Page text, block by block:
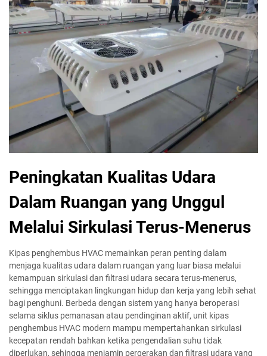
Peningkatan Kualitas Udara
Dalam Ruangan yang Unggul
Melalui Sirkulasi Terus-Menerus
Kipas penghembus HVAC memainkan peran penting dalam
menjaga kualitas udara dalam ruangan yang luar biasa melalui
kemampuan sirkulasi dan filtrasi udara secara terus-menerus,
sehingga menciptakan lingkungan hidup dan kerja yang lebih sehat
bagi penghuni. Berbeda dengan sistem yang hanya beroperasi
selama siklus pemanasan atau pendinginan aktif, unit kipas
penghembus HVAC modern mampu mempertahankan sirkulasi
kecepatan rendah bahkan ketika pengendalian suhu tidak
diperlukan, sehingga menjamin pergerakan dan filtrasi udara yang